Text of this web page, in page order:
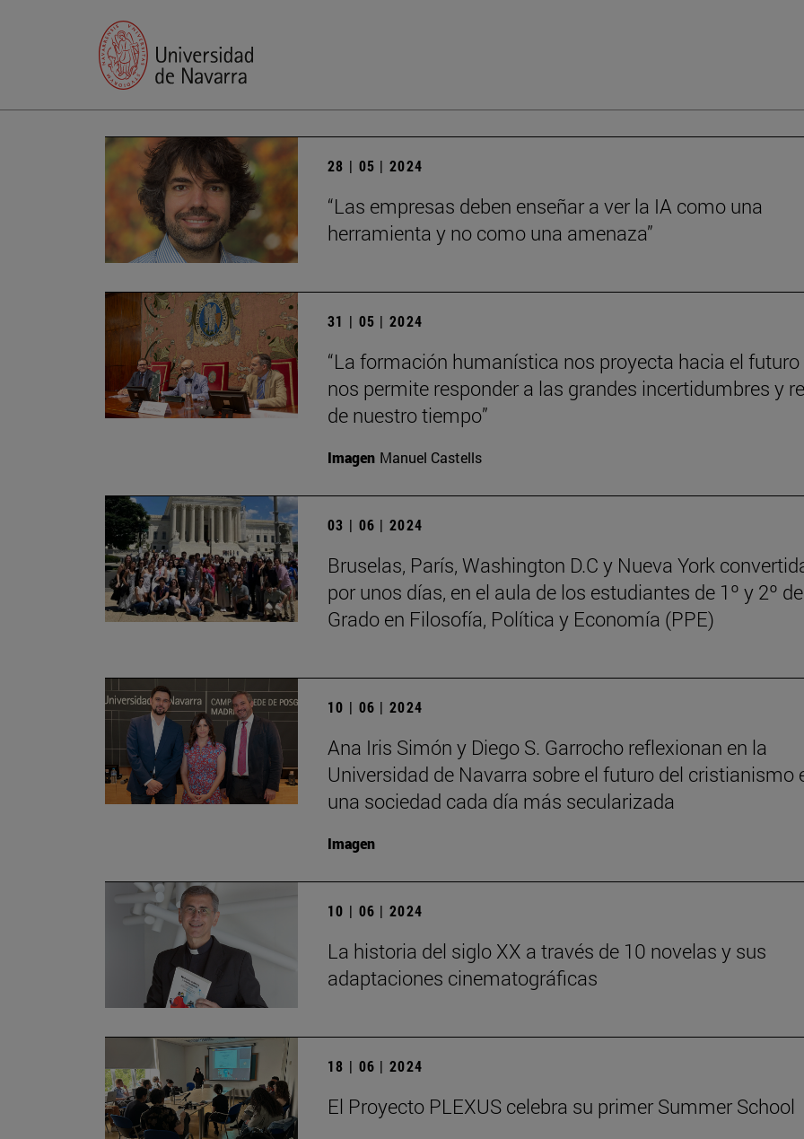
28 | 05 | 2024
“Las empresas deben enseñar a ver la IA como una
herramienta y no como una amenaza”
31 | 05 | 2024
“La formación humanística nos proyecta hacia el futuro
nos permite responder a las grandes incertidumbres y
de nuestro tiempo”
Imagen Manuel Castells
03 | 06 | 2024
Bruselas, París, Washington D.C y Nueva York
por unos días, en el aula de los estudiantes de 1º y 2º
Grado en Filosofía, Política y Economía (PPE)
10 | 06 | 2024
Ana Iris Simón y Diego S. Garrocho reflexionan en la
Universidad de Navarra sobre el futuro del cristianismo
una sociedad cada día más secularizada
Imagen
10 | 06 | 2024
La historia del siglo XX a través de 10 novelas y sus
adaptaciones cinematográficas
18 | 06 | 2024
El Proyecto PLEXUS celebra su primer Summer School